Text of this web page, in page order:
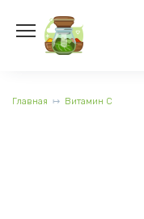
содержанию
Главная Витамин C